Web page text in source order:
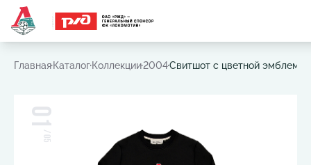
Главная Каталог Коллекции2004Свитшот с цветной
01
/
05